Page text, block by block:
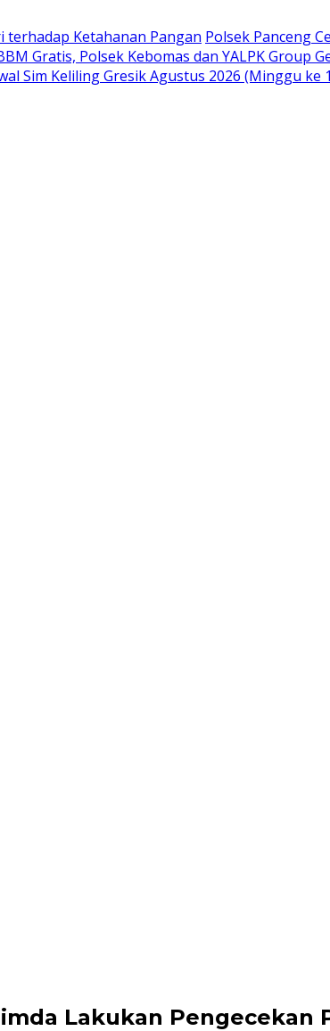
Ketahanan Pangan Polsek Panceng
Gratis, Polsek Kebomas dan YALPK Group
Sim Keliling Gresik Agustus 2026 (Minggu ke
Lakukan Pengecekan